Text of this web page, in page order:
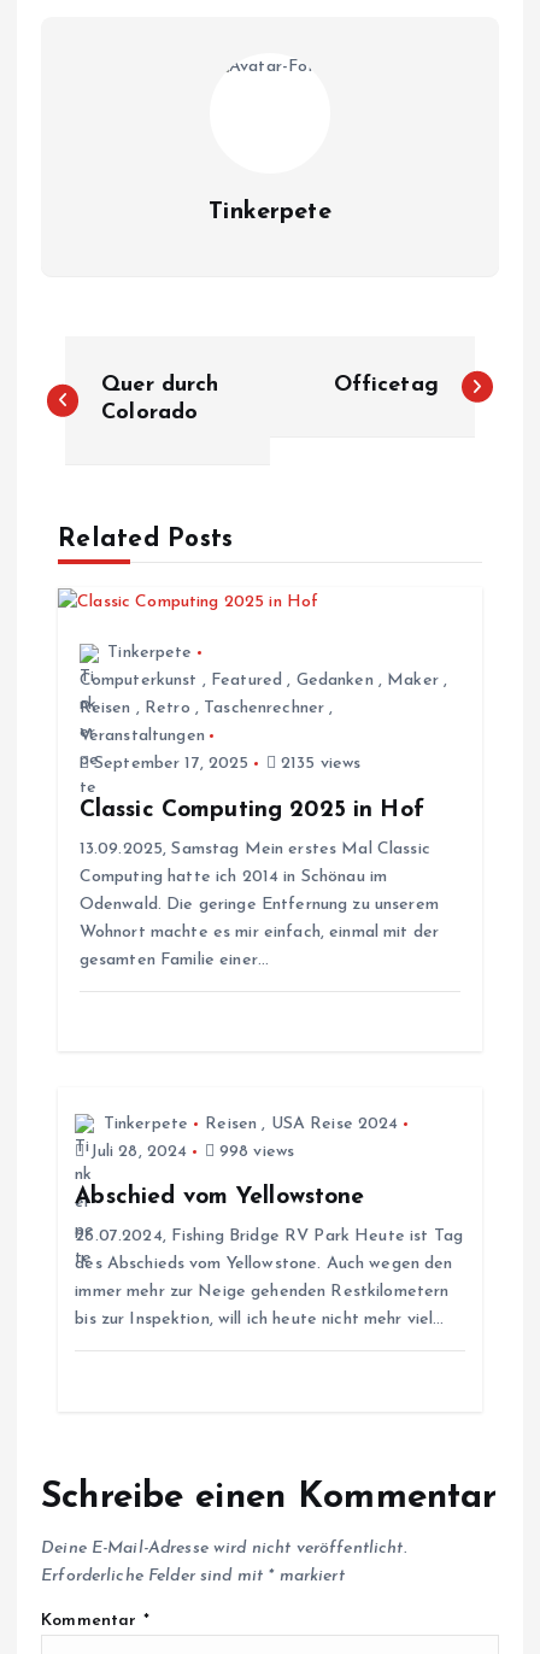
Tinkerpete
e
r
Quer durch
Colorado
Officetag
Related Posts
Tinkerpete
Computerkunst , Featured , Gedanken , Maker,
Reisen , Retro , Taschenrechner ,
Veranstaltungen
September 17, 2025
2135 views
Classic Computing 2025 in Hof
13.09.2025, Samstag Mein erstes Mal Classic
Computing hatte ich 2014 in Schönau im
Odenwald. Die geringe Entfernung zu unserem
Wohnort machte es mir einfach, einmal mit der
gesamten Familie einer…
Tinkerpete Reisen , USA Reise 2024
Juli 28, 2024
998 views
Abschied vom Yellowstone
26.07.2024, Fishing Bridge RV Park Heute ist Tag
des Abschieds vom Yellowstone. Auch wegen den
immer mehr zur Neige gehenden Restkilometern
bis zur Inspektion, will ich heute nicht mehr viel…
Schreibe einen Kommentar
Deine E-Mail-Adresse wird nicht veröffentlicht.
Erforderliche Felder sind mit *markiert
Kommentar *